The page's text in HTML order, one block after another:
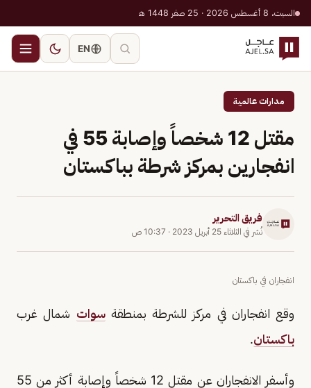
السبت، 8 أغسطس 2026 · 25 صفر 1448 هـ
EN
مدارات عالمية
مقتل 12 شخصاً وإصابة 55 في
انفجارين بمركز شرطة بباكستان
فريق التحرير
نُشر في الثلاثاء 25 أبريل 2023 · 10:37 ص
انفجاران في باكستان
وقع انفجاران في مركز للشرطة بمنطقةسوات شمال غرب
باكستان.
وأسفر الانفجاران عن مقتل 12 شخصاً وإصابة أكثر من 55